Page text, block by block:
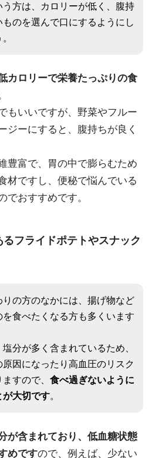
う方は、カロリーが低く、腹持
ものを選んで口にするようにし
カロリーで栄養たっぷりの食
もいいですが、野菜やフルー
ジーにすると、腹持ちが良く
豊富で、胃の中で膨らむため
材ですし、便秘で悩んでいる
でおすすめです。
フライドポテトやスナック
りの方のなかには、揚げ物など
を食べたくなる方も多くいます
塩分が多く含まれているため、
原因になったり高血圧のリスク
すので、 食べ過ぎないように
が大切です。
が含まれており、低血糖状態
めですので、例えば、少ない